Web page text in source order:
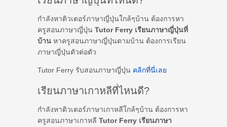
กำลังหาติวเตอร์ภาษาญี่ปุ่นใกล้ๆบ้าน ต้องการหา
ครูสอนภาษาญี่ปุ่น Tutor Ferry เรียนภาษาญี่ปุ่นที่
บ้าน หาครูสอนภาษาญี่ปุ่นตามบ้าน ต้องการเรียน
ภาษาญี่ปุ่นตัวต่อตัว
Tutor Ferry รับสอนภาษาญี่ปุ่น คลิกที่นี่เลย
เรียนภาษาเกาหลีที่ไหนดี?
กำลังหาติวเตอร์ภาษาเกาหลีใกล้ๆบ้าน ต้องการหา
ครูสอนภาษาเกาหลี Tutor Ferry เรียนภาษา